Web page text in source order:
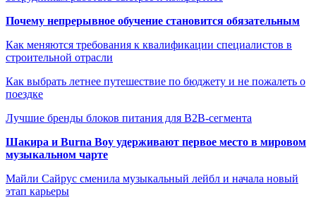
Почему непрерывное обучение становится обязательным
Как меняются требования к квалификации специалистов в
строительной отрасли
Как выбрать летнее путешествие по бюджету и не пожалеть о
поездке
Лучшие бренды блоков питания для B2B-сегмента
Шакира и Burna Boy удерживают первое место в мировом
музыкальном чарте
Майли Сайрус сменила музыкальный лейбл и начала новый
этап карьеры